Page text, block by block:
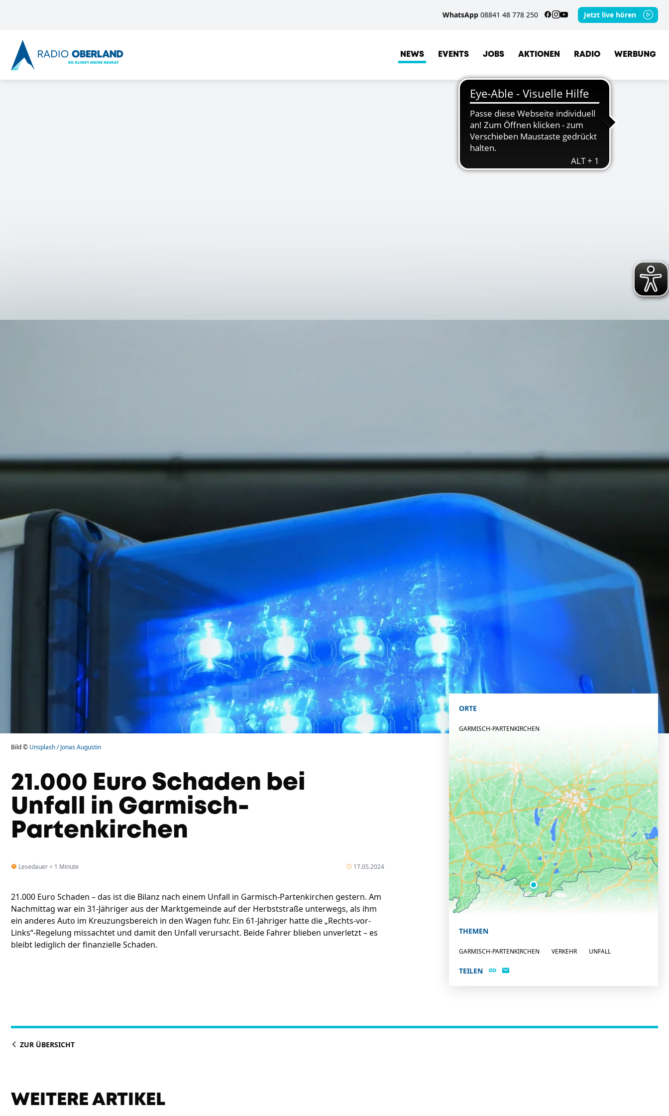
WhatsApp 08841 48 778 250 Jetzt live hören
NEWS EVENTS JOBS AKTIONEN RADIO WERBUNG
Bild © Unsplash / Jonas Augustin
21.000 Euro Schaden bei
Unfall in Garmisch-
Partenkirchen
Lesedauer < 1 Minute 17.05.2024
21.000 Euro Schaden – das ist die Bilanz nach einem Unfall in Garmisch-Partenkirchen gestern. Am
Nachmittag war ein 31-Jähriger aus der Marktgemeinde auf der Herbststraße unterwegs, als ihm
ein anderes Auto im Kreuzungsbereich in den Wagen fuhr. Ein 61-Jähriger hatte die „Rechts-vor-
Links“-Regelung missachtet und damit den Unfall verursacht. Beide Fahrer blieben unverletzt – es
bleibt lediglich der finanzielle Schaden.
ORTE
GARMISCH-PARTENKIRCHEN
THEMEN
GARMISCH-PARTENKIRCHEN VERKEHR UNFALL
TEILEN
ZUR ÜBERSICHT
WEITERE ARTIKEL